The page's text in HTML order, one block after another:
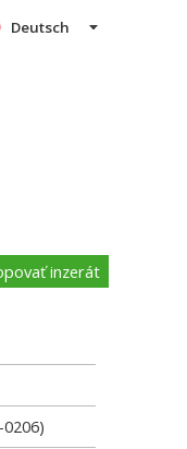
Deutsch
inzerát